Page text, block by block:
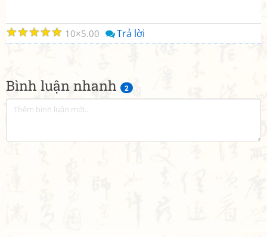
Bình luận nhanh 2
☆
☆
☆
☆
☆ 10 5.00 Trả lời